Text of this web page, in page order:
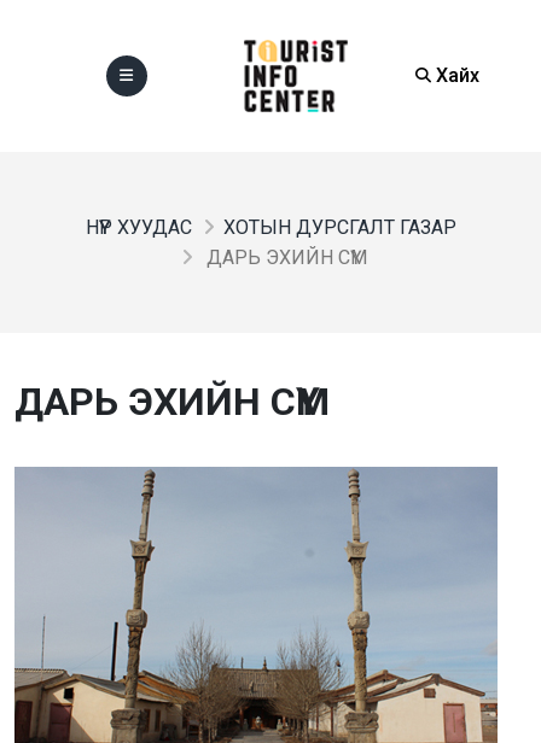
Хайх
НҮҮР ХУУДАС
ХОТЫН ДУРСГАЛТ ГАЗАР
ДАРЬ ЭХИЙН СҮМ
ДАРЬ ЭХИЙН СҮМ